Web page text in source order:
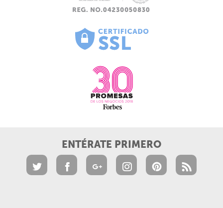
ENTÉRATE PRIMERO